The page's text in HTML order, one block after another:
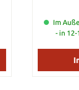
die Iren
langen Spazierstock.
Im
- in 12-